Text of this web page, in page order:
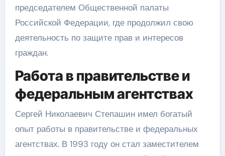
председателем Общественной палаты
Российской Федерации, где продолжил свою
деятельность по защите прав и интересов
граждан.
Работа в правительстве и
федеральным агентствах
Сергей Николаевич Степашин имел богатый
опыт работы в правительстве и федеральных
агентствах. В 1993 году он стал заместителем